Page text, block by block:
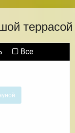
террасой
Все